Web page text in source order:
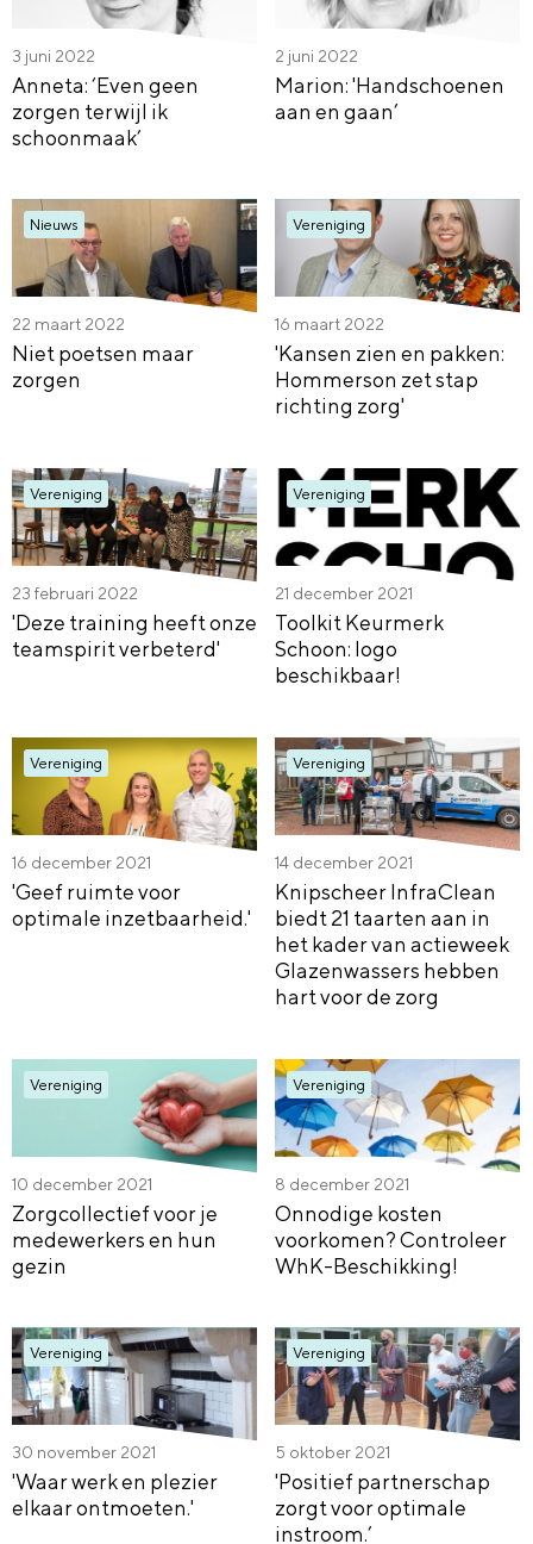
3 juni 2022
Anneta: ‘Even geen
zorgen terwijl ik
schoonmaak’
2 juni 2022
Marion: 'Handschoenen
aan en gaan’
Nieuws
22 maart 2022
Niet poetsen maar
zorgen
Vereniging
16 maart 2022
'Kansen zien en pakken:
Hommerson zet stap
richting zorg'
Vereniging
23 februari 2022
'Deze training heeft onze
teamspirit verbeterd'
Vereniging
21 december 2021
Toolkit Keurmerk
Schoon: logo
beschikbaar!
Vereniging
16 december 2021
'Geef ruimte voor
optimale inzetbaarheid.'
Vereniging
14 december 2021
Knipscheer InfraClean
biedt 21 taarten aan in
het kader van actieweek
Glazenwassers hebben
hart voor de zorg
Vereniging
10 december 2021
Zorgcollectief voor je
medewerkers en hun
gezin
Vereniging
8 december 2021
Onnodige kosten
voorkomen? Controleer
WhK-Beschikking!
Vereniging
30 november 2021
'Waar werk en plezier
elkaar ontmoeten.'
Vereniging
5 oktober 2021
'Positief partnerschap
zorgt voor optimale
instroom.’